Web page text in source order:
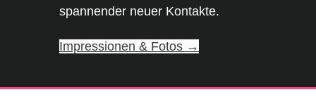
spannender neuer Kontakte.
Impressionen & Fotos →